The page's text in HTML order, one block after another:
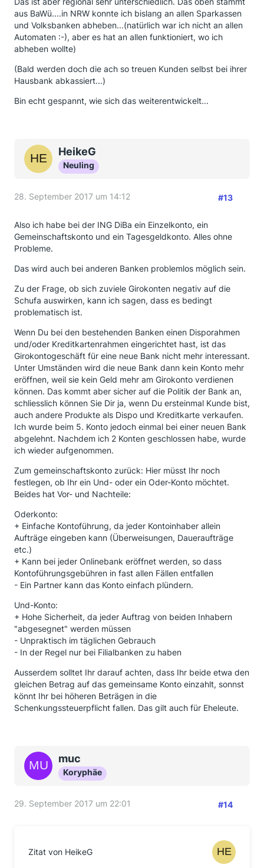
aus BaWü....in NRW konnte ich bislang an allen Sparkassen
und Volksbanken abheben...(natürlich war ich nicht an allen
Automaten :-), aber es hat an allen funktioniert, wo ich
abheben wollte)
(Bald werden doch die ach so treuen Kunden selbst bei ihrer
Hausbank abkassiert...)
Bin echt gespannt, wie sich das weiterentwickelt...
HeikeG
Neuling
28. September 2017 um 14:12 #13
Also ich habe bei der ING DiBa ein Einzelkonto, ein
Gemeinschaftskonto und ein Tagesgeldkonto. Alles ohne
Probleme.
Das wird auch bei anderen Banken problemlos möglich sein.
Zu der Frage, ob sich zuviele Girokonten negativ auf die
Schufa auswirken, kann ich sagen, dass es bedingt
problematisch ist.
Wenn Du bei den bestehenden Banken einen Disporahmen
und/oder Kreditkartenrahmen eingerichtet hast, ist das
Girokontogeschäft für eine neue Bank nicht mehr interessant.
Unter Umständen wird die neue Bank dann kein Konto mehr
eröffnen, weil sie kein Geld mehr am Girokonto verdienen
können. Das kommt aber sicher auf die Politik der Bank an,
schliesslich können Sie Dir ja, wenn Du ersteinmal Kunde bist,
auch andere Produkte als Dispo und Kreditkarte verkaufen.
Ich wurde beim 5. Konto jedoch einmal bei einer neuen Bank
abgelehnt. Nachdem ich 2 Konten geschlossen habe, wurde
ich wieder aufgenommen.
Zum gemeinschaftskonto zurück: Hier müsst Ihr noch
festlegen, ob Ihr ein Und- oder ein Oder-Konto möchtet.
Beides hat Vor- und Nachteile:
Oderkonto:
+ Einfache Kontoführung, da jeder Kontoinhaber allein
Aufträge eingeben kann (Überweisungen, Daueraufträge
etc.)
+ Kann bei jeder Onlinebank eröffnet werden, so dass
Kontoführungsgebühren in fast allen Fällen entfallen
- Ein Partner kann das Konto einfach plündern.
Und-Konto:
+ Hohe Sicherheit, da jeder Auftrag von beiden Inhabern
"abgesegnet" werden müssen
- Unpraktisch im täglichen Gebrauch
- In der Regel nur bei Filialbanken zu haben
Ausserdem solltet Ihr darauf achten, dass Ihr beide etwa den
gleichen Betrag auf das gemeinsame Konto einzahlt, sonnst
könnt Ihr bei höheren Beträgen in die
Schenkungssteuerpflicht fallen. Das gilt auch für Eheleute.
muc
Koryphäe
29. September 2017 um 22:01 #14
Zitat von HeikeG